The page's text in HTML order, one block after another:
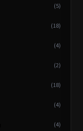
(5)
(18)
(4)
(2)
(18)
(4)
(4)